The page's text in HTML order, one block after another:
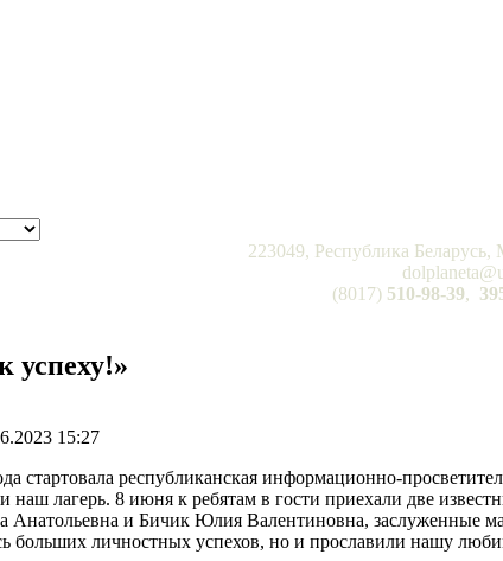
223049, Республика
(8017) 510-98-39,
успеху!»
15:27
стартовала республиканская информационно-
наш лагерь. 8 июня к ребятам в гости приехали две
Анатольевна и Бичик Юлия Валентиновна, заслуженные
больших личностных успехов, но и прославили нашу